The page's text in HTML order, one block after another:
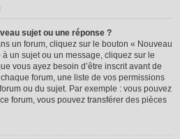
sujet ou une réponse ?
un forum, cliquez sur le bouton « Nouveau
un sujet ou un message, cliquez sur le
vous ayez besoin d’être inscrit avant de
forum, une liste de vos permissions
ou du sujet. Par exemple : vous pouvez
forum, vous pouvez transférer des pièces